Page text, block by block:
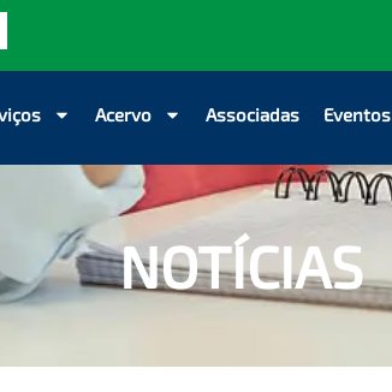
Acervo Associadas Eventos
NOTÍCIAS